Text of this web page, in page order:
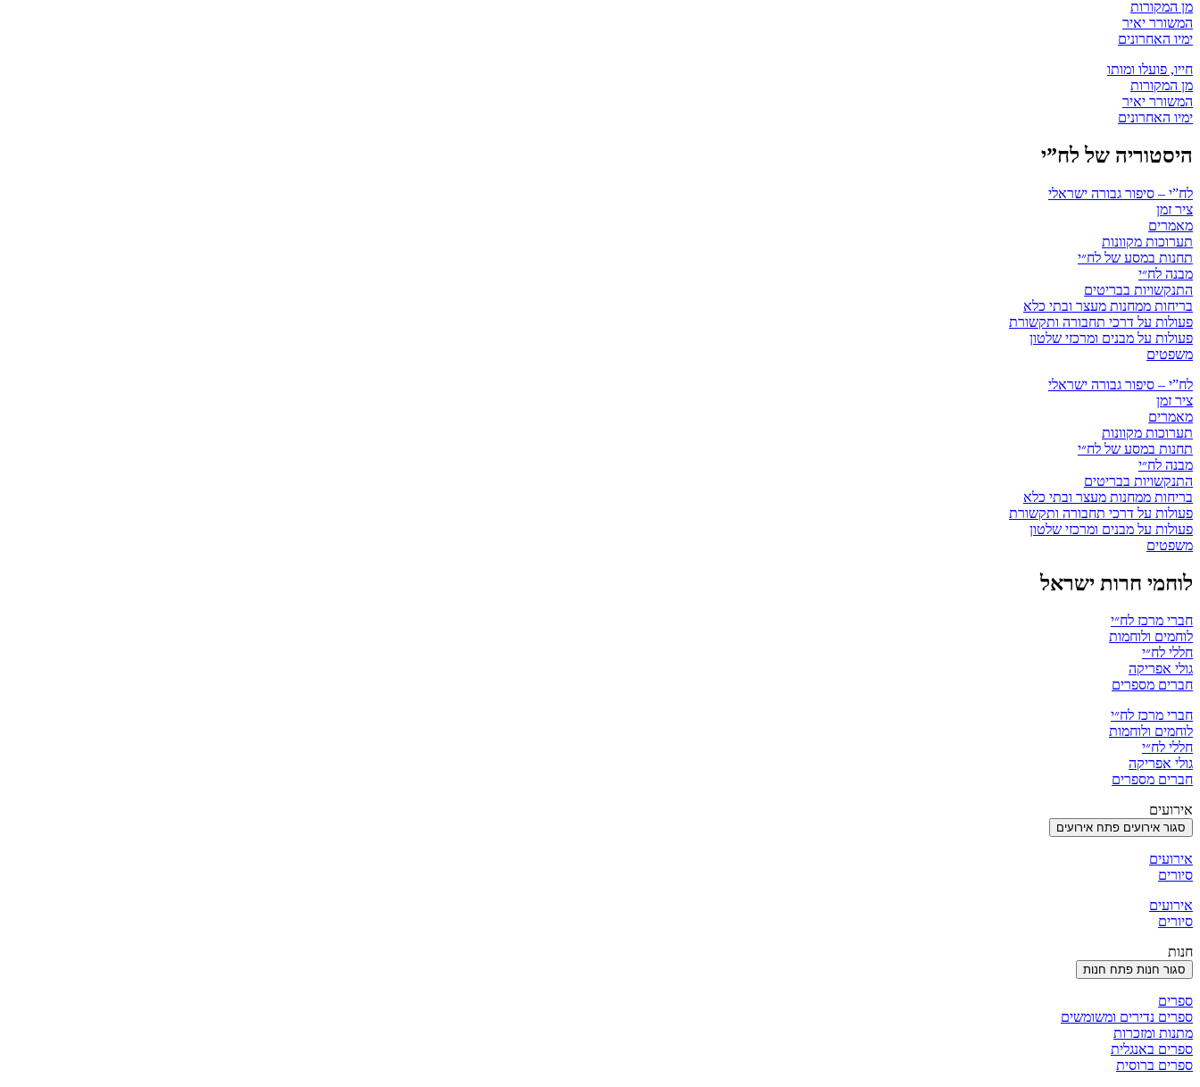
מן המקורות
המשורר יאיר
ימיו האחרונים
חייו, פועלו ומותו
מן המקורות
המשורר יאיר
ימיו האחרונים
היסטוריה של לח”י
לח”י – סיפור גבורה ישראלי
ציר זמן
מאמרים
תערוכות מקוונות
תחנות במסע של לח״י
מבנה לח״י
התנקשויות בבריטים
בריחות ממחנות מעצר ובתי כלא
פעולות על דרכי תחבורה ותקשורת
פעולות על מבנים ומרכזי שלטון
משפטים
לח”י – סיפור גבורה ישראלי
ציר זמן
מאמרים
תערוכות מקוונות
תחנות במסע של לח״י
מבנה לח״י
התנקשויות בבריטים
בריחות ממחנות מעצר ובתי כלא
פעולות על דרכי תחבורה ותקשורת
פעולות על מבנים ומרכזי שלטון
משפטים
לוחמי חרות ישראל
חברי מרכז לח״י
לוחמים ולוחמות
חללי לח״י
גולי אפריקה
חברים מספרים
חברי מרכז לח״י
לוחמים ולוחמות
חללי לח״י
גולי אפריקה
חברים מספרים
אירועים
סגור אירועים פתח אירועים
אירועים
סיורים
אירועים
סיורים
חנות
סגור חנות פתח חנות
ספרים
ספרים נדירים ומשומשים
מתנות ומזכרות
ספרים באנגלית
ספרים ברוסית